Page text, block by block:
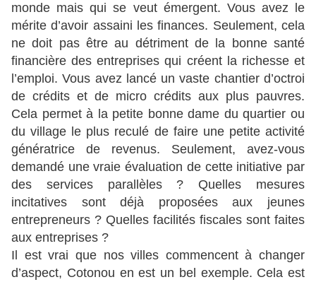
monde mais qui se veut émergent. Vous avez le
mérite d’avoir assaini les finances. Seulement, cela
ne doit pas être au détriment de la bonne santé
financière des entreprises qui créent la richesse et
l’emploi. Vous avez lancé un vaste chantier d’octroi
de crédits et de micro crédits aux plus pauvres.
Cela permet à la petite bonne dame du quartier ou
du village le plus reculé de faire une petite activité
génératrice de revenus. Seulement, avez-vous
demandé une vraie évaluation de cette initiative par
des services parallèles ? Quelles mesures
incitatives sont déjà proposées aux jeunes
entrepreneurs ? Quelles facilités fiscales sont faites
aux entreprises ?
Il est vrai que nos villes commencent à changer
d’aspect, Cotonou en est un bel exemple. Cela est